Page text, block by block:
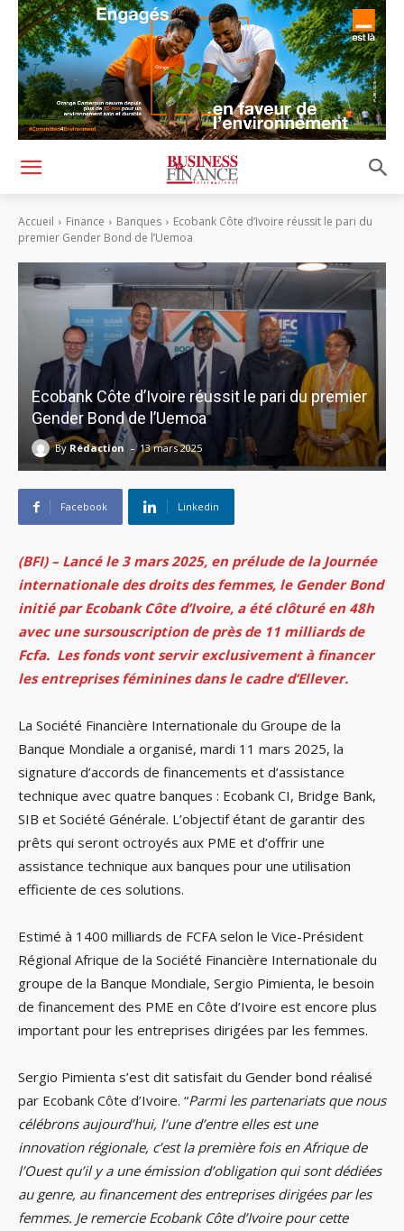
Accueil Finance Banques
Ecobank Côte d’Ivoire réussit le pari du
premier Gender Bond de l’Uemoa
Ecobank Côte d’Ivoire réussit le pari du premier
Gender Bond de l’Uemoa
By Rédaction - 13 mars 2025
Facebook Linkedin
(BFI) – Lancé le 3 mars 2025, en prélude de la Journée
internationale des droits des femmes, le Gender Bond
initié par Ecobank Côte d’Ivoire, a été clôturé en 48h
avec une sursouscription de près de 11 milliards de
Fcfa. Les fonds vont servir exclusivement à financer
les entreprises féminines dans le cadre d’Ellever.
La Société Financière Internationale du Groupe de la
Banque Mondiale a organisé, mardi 11 mars 2025, la
signature d’accords de financements et d’assistance
technique avec quatre banques : Ecobank CI, Bridge Bank,
SIB et Société Générale. L’objectif étant de garantir des
prêts qui seront octroyés aux PME et d’offrir une
assistance technique aux banques pour une utilisation
efficiente de ces solutions.
Estimé à 1400 milliards de FCFA selon le Vice-Président
Régional Afrique de la Société Financière Internationale du
groupe de la Banque Mondiale, Sergio Pimienta, le besoin
de financement des PME en Côte d’Ivoire est encore plus
important pour les entreprises dirigées par les femmes.
Sergio Pimienta s’est dit satisfait du Gender bond réalisé
par Ecobank Côte d’Ivoire. “Parmi les partenariats que nous
célébrons aujourd’hui, l’une d’entre elles est une
innovation régionale, c’est la première fois en Afrique de
l’Ouest qu’il y a une émission d’obligation qui sont dédiées
au genre, au financement des entreprises dirigées par les
femmes. Je remercie Ecobank Côte d’Ivoire pour cette